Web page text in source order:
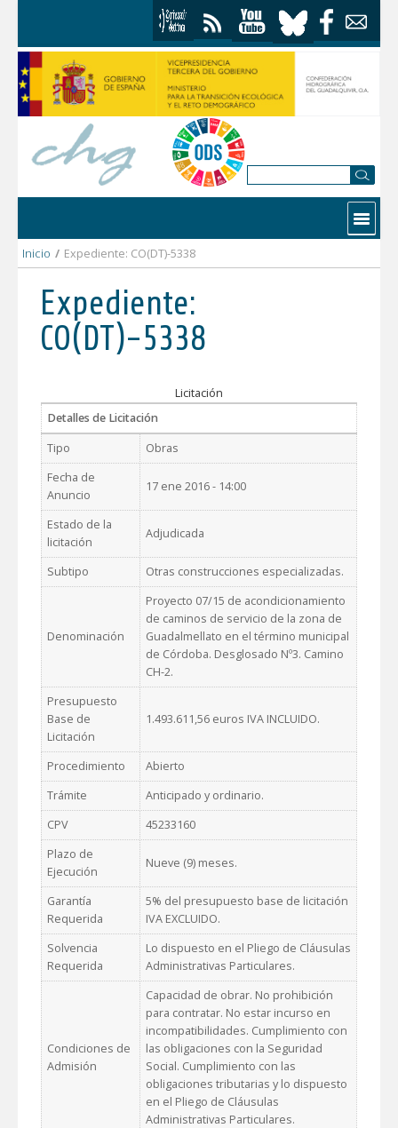
Contactar
Inicio / Expediente: CO(DT)-5338
Expediente:
CO(DT)-5338
Licitación
Detalles de Licitación
Tipo
Obras
Fecha de
Anuncio
17 ene 2016 - 14:00
Estado de la
licitación
Adjudicada
Subtipo Otras construcciones especializadas.
Denominación
Proyecto 07/15 de acondicionamiento
de caminos de servicio de la zona de
Guadalmellato en el término municipal
de Córdoba. Desglosado Nº3. Camino
CH-2.
Presupuesto
Base de
Licitación
1.493.611,56 euros IVA INCLUIDO.
Procedimiento
Abierto
Trámite
Anticipado y ordinario.
CPV
45233160
Plazo de
Ejecución
Nueve (9) meses.
Garantía
Requerida
5% del presupuesto base de licitación
IVA EXCLUIDO.
Solvencia
Requerida
Lo dispuesto en el Pliego de Cláusulas
Administrativas Particulares.
Condiciones de
Admisión
Capacidad de obrar. No prohibición
para contratar. No estar incurso en
incompatibilidades. Cumplimiento con
las obligaciones con la Seguridad
Social. Cumplimiento con las
obligaciones tributarias y lo dispuesto
en el Pliego de Cláusulas
Administrativas Particulares.